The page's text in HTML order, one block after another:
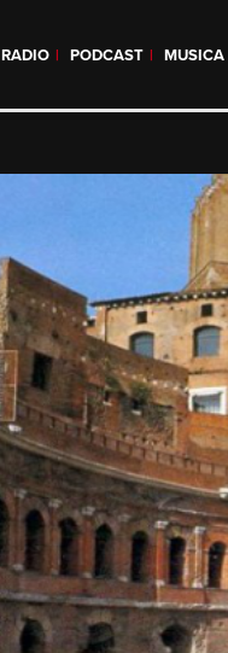
RADIO PODCAST MUSICA